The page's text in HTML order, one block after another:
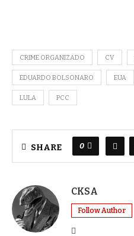
CRIME ORGANIZADO CV
EDUARDO BOLSONARO EUA
LULA PCC
SHARE 0
CKSA
Follow Author